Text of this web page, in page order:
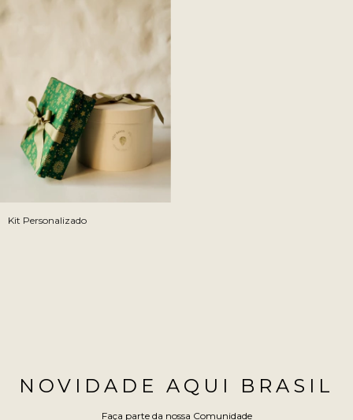
Kit Personalizado
NOVIDADE AQUI BRASIL
Faça parte da nossa Comunidade